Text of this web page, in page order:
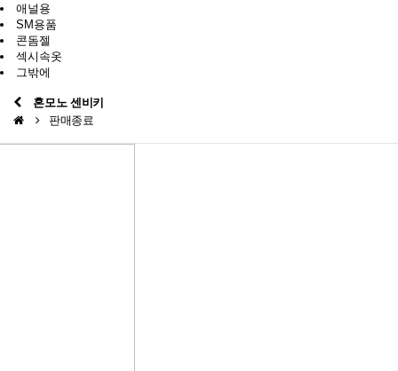
애널용
SM용품
콘돔젤
섹시속옷
그밖에
혼모노 센비키
판매종료